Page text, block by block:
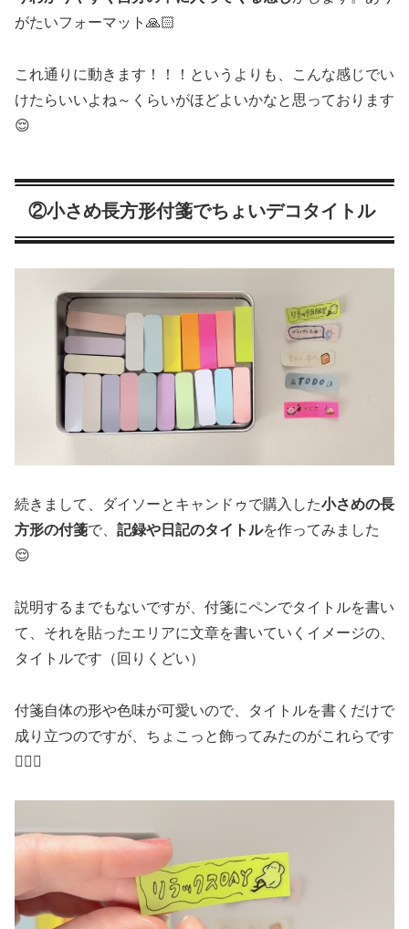
がたいフォーマット🙏🏻
これ通りに動きます！！！というよりも、こんな感じでい
けたらいいよね～くらいがほどよいかなと思っております
😌
②小さめ長方形付箋でちょいデコタイトル
続きまして、ダイソーとキャンドゥで購入した小さめの長
方形の付箋で、 記録や日記のタイトルを作ってみました
😌
説明するまでもないですが、付箋にペンでタイトルを書い
て、それを貼ったエリアに文章を書いていくイメージの、
タイトルです（回りくどい）
付箋自体の形や色味が可愛いので、タイトルを書くだけで
成り立つのですが、ちょこっと飾ってみたのがこれらです
💁🏻‍♀️